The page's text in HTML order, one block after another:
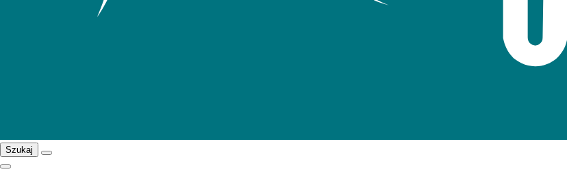
Szukaj